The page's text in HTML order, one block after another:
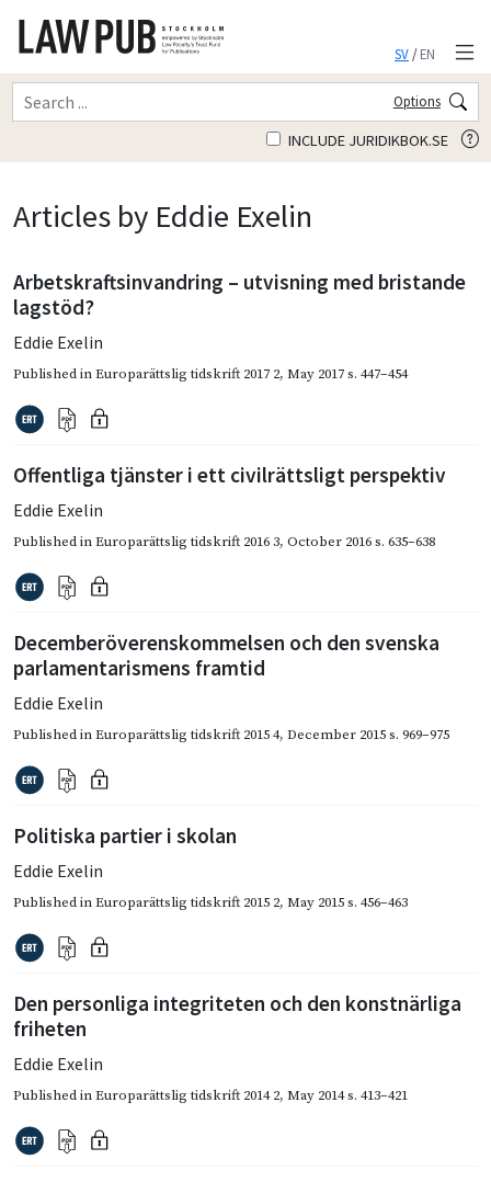
SV/EN
Options
INCLUDE JURIDIKBOK.SE
Articles by Eddie Exelin
Arbetskraftsinvandring – utvisning med bristande
lagstöd?
Eddie Exelin
Published inEuroparättslig tidskrift 2017 2, May 2017s. 447–454
Offentliga tjänster i ett civilrättsligt perspektiv
Eddie Exelin
Published inEuroparättslig tidskrift 2016 3, October 2016s. 635–638
Decemberöverenskommelsen och den svenska
parlamentarismens framtid
Eddie Exelin
Published inEuroparättslig tidskrift 2015 4, December 2015s. 969–975
Politiska partier i skolan
Eddie Exelin
Published inEuroparättslig tidskrift 2015 2, May 2015s. 456–463
Den personliga integriteten och den konstnärliga
friheten
Eddie Exelin
Published inEuroparättslig tidskrift 2014 2, May 2014s. 413–421